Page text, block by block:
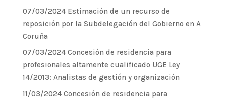
07/03/2024 Estimación de un recurso de
reposición por la Subdelegación del Gobierno en A
Coruña
07/03/2024 Concesión de residencia para
profesionales altamente cualificado UGE Ley
14/2013: Analistas de gestión y organización
11/03/2024 Concesión de residencia para